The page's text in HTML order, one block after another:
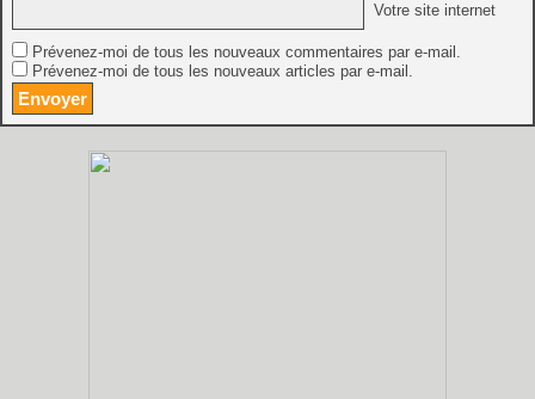
Votre site internet
Prévenez-moi de tous les nouveaux commentaires par e-mail.
Prévenez-moi de tous les nouveaux articles par e-mail.